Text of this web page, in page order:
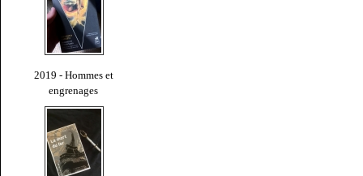
2019 - Hommes et
engrenages